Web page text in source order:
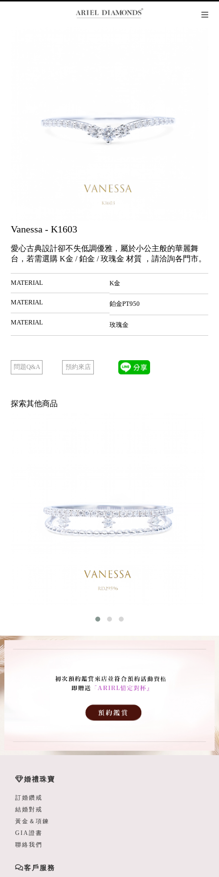
Vanessa - K1603
愛心古典設計卻不失低調優雅，屬於小公主般的華麗舞
台，若需選購 K金 / 鉑金 / 玫瑰金 材質 ，請洽詢各門市。
MATERIAL K金
MATERIAL 鉑金PT950
MATERIAL 玫瑰金
問題Q&A 預約來店
探索其他商品
婚禮珠寶
訂婚鑽戒
結婚對戒
黃金＆項鍊
GIA證書
聯絡我們
客戶服務